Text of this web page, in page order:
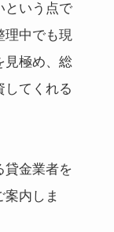
という点で
理中でも現
見極め、総
してくれる
貸金業者を
案内しま